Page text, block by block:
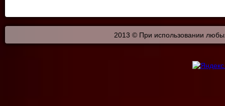
2013 © При использовании